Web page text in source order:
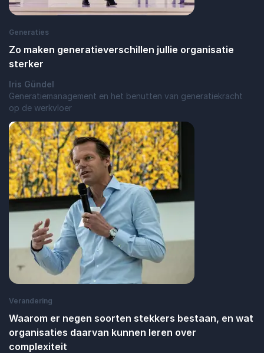
Generaties
Zo maken generatieverschillen jullie organisatie
sterker
Iris Gündel
Generatiemanagement en het benutten van generatiekracht
op de werkvloer
Lees blogbericht: Zo maken generatieverschillen jullie
Verandering
Waarom er negen soorten stekkers bestaan, en wat
organisaties daarvan kunnen leren over
complexiteit